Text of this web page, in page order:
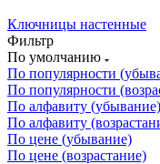
Ключницы настенные
Фильтр
По умолчанию
По популярности
По популярности
По алфавиту (убывание)
По алфавиту
По цене (убывание)
По цене (возрастание)